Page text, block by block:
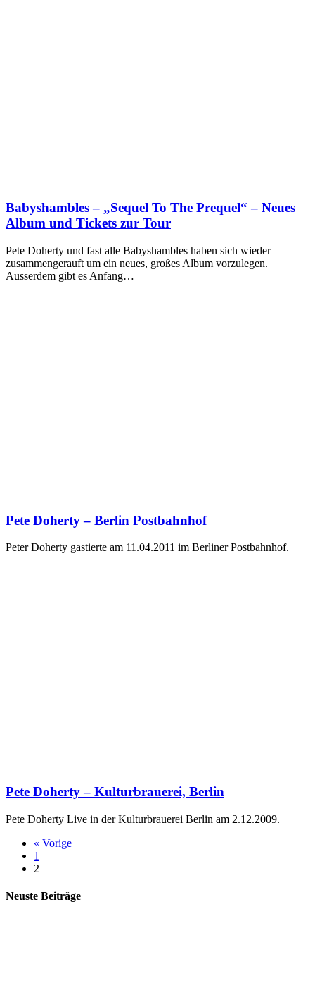
Babyshambles – „Sequel To The Prequel“ – Neues
Album und Tickets zur Tour
Pete Doherty und fast alle Babyshambles haben sich wieder
zusammengerauft um ein neues, großes Album vorzulegen.
Ausserdem gibt es Anfang…
Pete Doherty – Berlin Postbahnhof
Peter Doherty gastierte am 11.04.2011 im Berliner Postbahnhof.
Pete Doherty – Kulturbrauerei, Berlin
Pete Doherty Live in der Kulturbrauerei Berlin am 2.12.2009.
« Vorige
1
2
Neuste Beiträge